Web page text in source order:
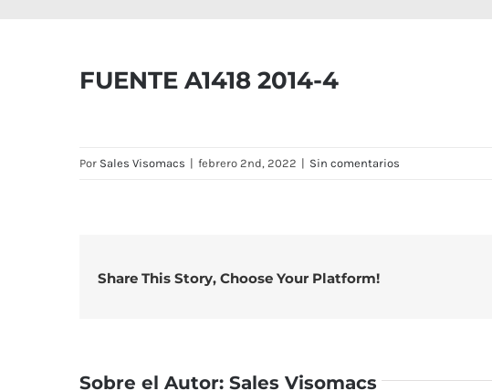
FUENTE A1418 2014-4
Por Sales Visomacs | febrero 2nd, 2022 | Sin comentarios
Share This Story, Choose Your Platform!
Sobre el Autor: Sales Visomacs